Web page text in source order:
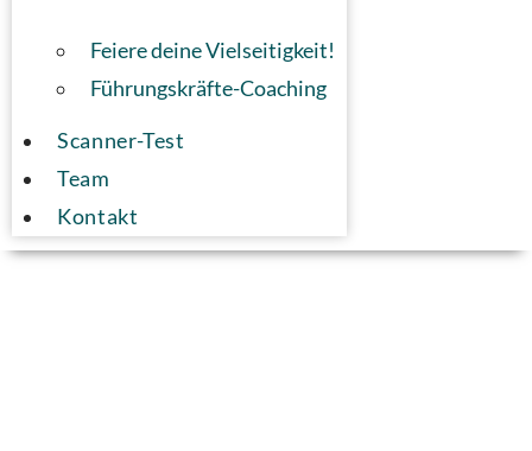
Feiere deine Vielseitigkeit!
Führungskräfte-Coaching
Scanner-Test
Team
Kontakt